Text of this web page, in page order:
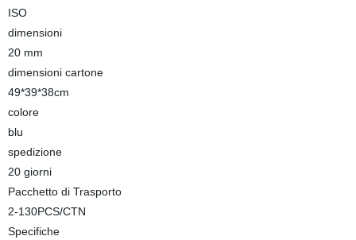
ISO
dimensioni
20 mm
dimensioni cartone
49*39*38cm
colore
blu
spedizione
20 giorni
Pacchetto di Trasporto
2-130PCS/CTN
Specifiche